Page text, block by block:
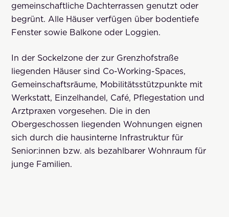
gemeinschaftliche Dachterrassen genutzt oder
begrünt. Alle Häuser verfügen über bodentiefe
Fenster sowie Balkone oder Loggien.
In der Sockelzone der zur Grenzhofstraße
liegenden Häuser sind Co-Working-Spaces,
Gemeinschaftsräume, Mobilitätsstützpunkte mit
Werkstatt, Einzelhandel, Café, Pflegestation und
Arztpraxen vorgesehen. Die in den
Obergeschossen liegenden Wohnungen eignen
sich durch die hausinterne Infrastruktur für
Senior:innen bzw. als bezahlbarer Wohnraum für
junge Familien.